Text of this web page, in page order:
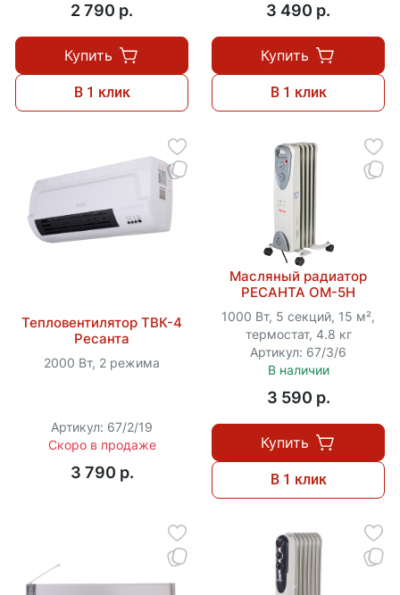
2 790 p.
Купить
В 1 клик
3 490 p.
Купить
В 1 клик
Тепловентилятор ТВК-4
Ресанта
2000 Вт, 2 режима
Артикул: 67/2/19
Скоро в продаже
3 790 p.
Масляный радиатор
РЕСАНТА ОМ-5Н
1000 Вт, 5 секций, 15 м²,
термостат, 4.8 кг
Артикул: 67/3/6
В наличии
3 590 p.
Купить
В 1 клик